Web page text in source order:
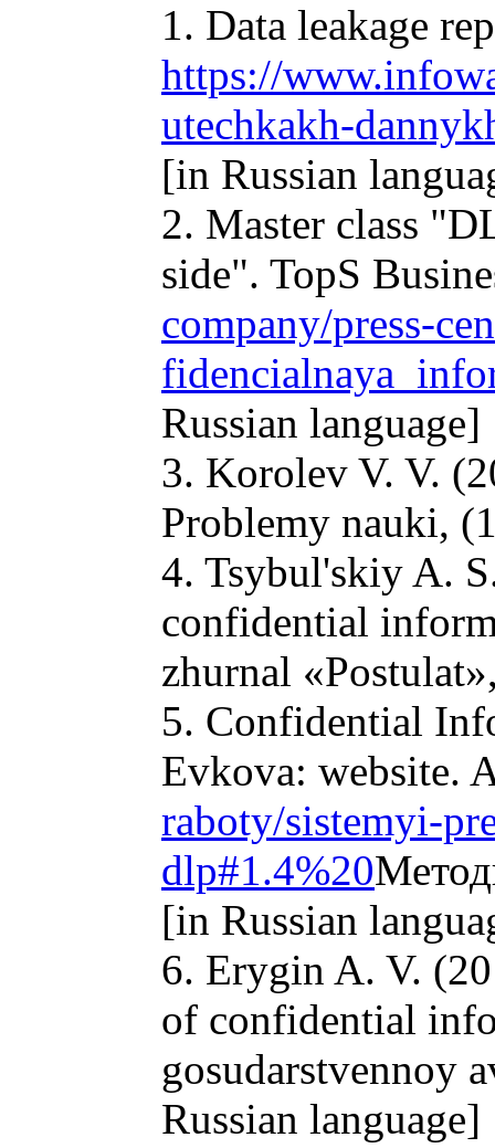
1. Data leakage
https://
utechkakh-
[in Russian
2. Master class
side". TopS
company/press-
Russian language]
3. Korolev V. V.
Problemy nauki,
4. Tsybul'skiy A.
confidential
zhurnal
5. Confidential
Evkova: website.
raboty/sistemyi-
dlp#1.4%20
[in Russian
6. Erygin A. V.
of confidential
gosudarstvennoy
Russian language]